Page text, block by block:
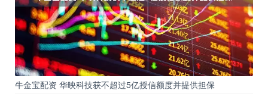
牛金宝配资 华映科技获不超过5亿授信额度并提供担保